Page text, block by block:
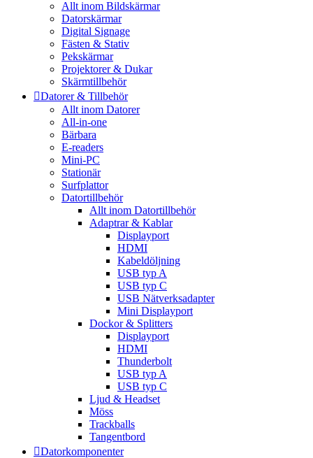
Allt inom Bildskärmar
Datorskärmar
Digital Signage
Fästen & Stativ
Pekskärmar
Projektorer & Dukar
Skärmtillbehör
Datorer & Tillbehör
Allt inom Datorer
All-in-one
Bärbara
E-readers
Mini-PC
Stationär
Surfplattor
Datortillbehör
Allt inom Datortillbehör
Adaptrar & Kablar
Displayport
HDMI
Kabeldöljning
USB typ A
USB typ C
USB Nätverksadapter
Mini Displayport
Dockor & Splitters
Displayport
HDMI
Thunderbolt
USB typ A
USB typ C
Ljud & Headset
Möss
Trackballs
Tangentbord
Datorkomponenter